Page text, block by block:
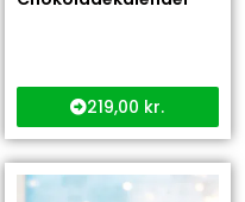
219,00 kr.